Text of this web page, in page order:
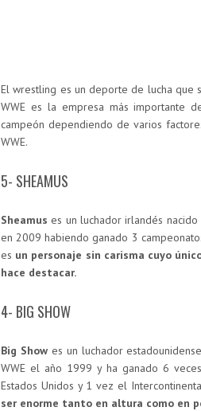
El wrestling es un deporte de lucha que
WWE es la empresa más importante
campeón dependiendo de varios
WWE.
5- SHEAMUS
Sheamus es un luchador irlandés
en 2009 habiendo ganado 3
es un personaje sin carisma cuyo
hace destacar.
4- BIG SHOW
Big Showes un luchador
WWE el año 1999 y ha ganado 6
Estados Unidos y 1 vez el
ser enorme tanto en altura como en